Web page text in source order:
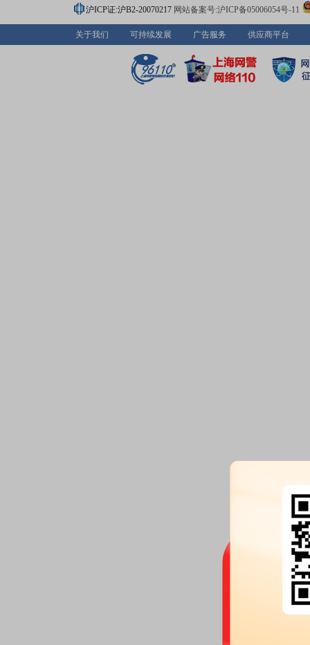
沪ICP证:沪B2-20070217 网站备案号:沪ICP备05006054号-11
关于我们 可持续发展 广告服务 供应商平台